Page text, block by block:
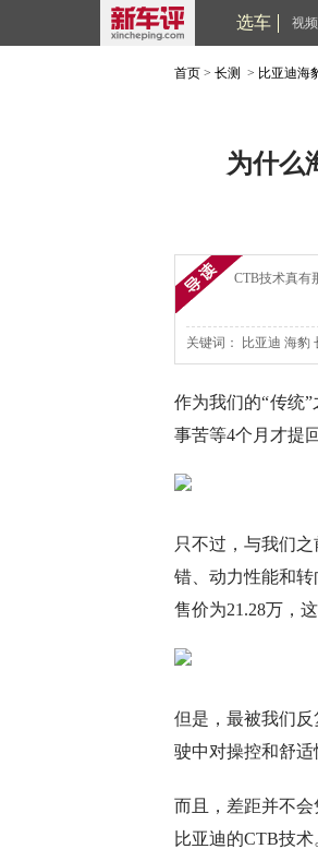
选车 视频
首页 > 长测 > 比亚迪海
为什么
CTB技术真
关键词： 比亚迪 海豹
作为我们的“传统
事苦等4个月才提
只不过，与我们
错、动力性能和
售价为21.28万，
但是，最被我们
驶中对操控和舒
而且，差距并不
比亚迪的CTB技术